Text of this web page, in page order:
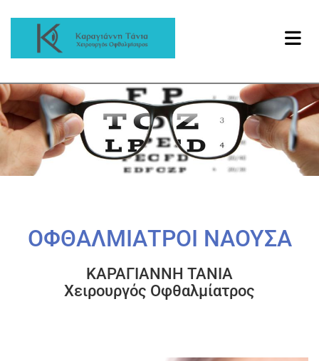
ΟΦΘΑΛΜΙΑΤΡΟΙ ΝΑΟΥΣΑ
ΚΑΡΑΓΙΑΝΝΗ ΤΑΝΙΑ
Χειρουργός Οφθαλμίατρος